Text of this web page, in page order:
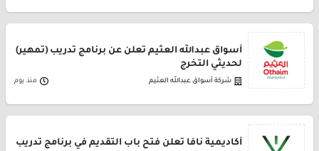
أسواق عبدالله العثيم تعلن عن برنامج تدريب (تمهير)
لحديثي التخرج
شركة أسواق عبدالله العثيم منذ يوم
أكاديمية نافا تعلن فتح باب التقديم في برنامج تدريب